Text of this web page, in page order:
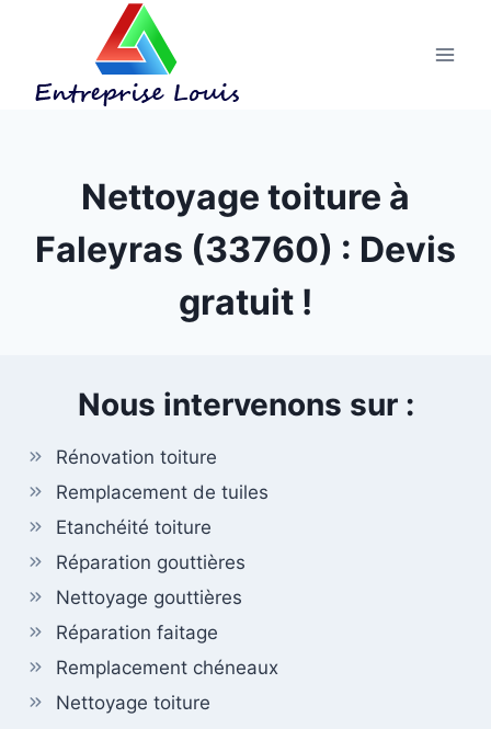
Nettoyage toiture à
Faleyras (33760) : Devis
gratuit !
Nous intervenons sur :
Rénovation toiture
Remplacement de tuiles
Etanchéité toiture
Réparation gouttières
Nettoyage gouttières
Réparation faitage
Remplacement chéneaux
Nettoyage toiture